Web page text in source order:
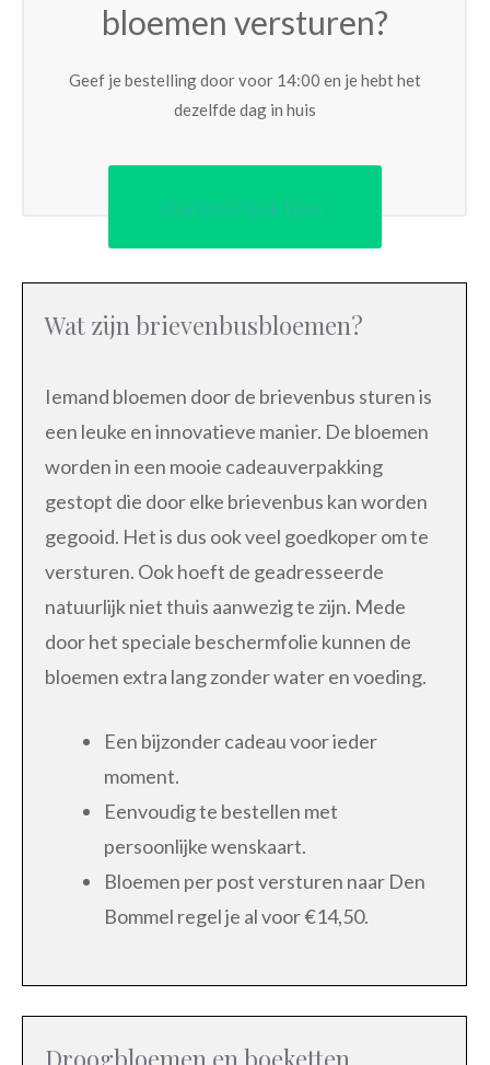
bloemen versturen?
Geef je bestelling door voor 14:00 en je hebt het
dezelfde dag in huis
Aanbod bekijken
Wat zijn brievenbusbloemen?
Iemand bloemen door de brievenbus sturen is
een leuke en innovatieve manier. De bloemen
worden in een mooie cadeauverpakking
gestopt die door elke brievenbus kan worden
gegooid. Het is dus ook veel goedkoper om te
versturen. Ook hoeft de geadresseerde
natuurlijk niet thuis aanwezig te zijn. Mede
door het speciale beschermfolie kunnen de
bloemen extra lang zonder water en voeding.
Een bijzonder cadeau voor ieder
moment.
Eenvoudig te bestellen met
persoonlijke wenskaart.
Bloemen per post versturen naar Den
Bommel regel je al voor €14,50.